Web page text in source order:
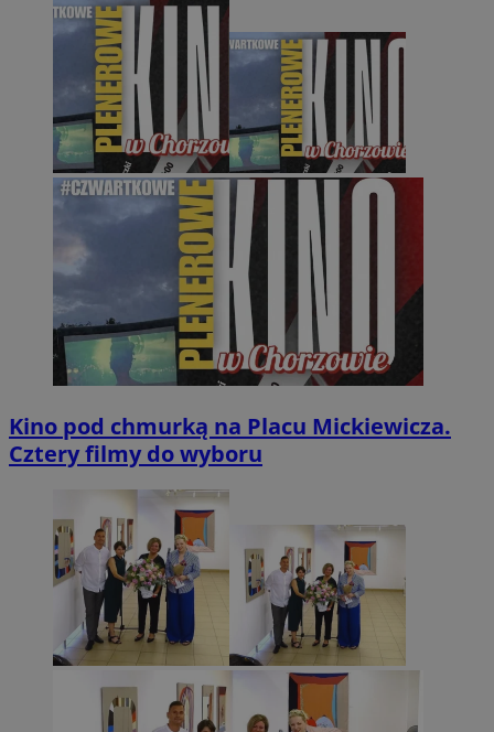
Kino pod chmurką na Placu Mickiewicza.
Cztery filmy do wyboru